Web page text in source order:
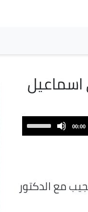
اسماعيل
00:00
or
مع الدكتور